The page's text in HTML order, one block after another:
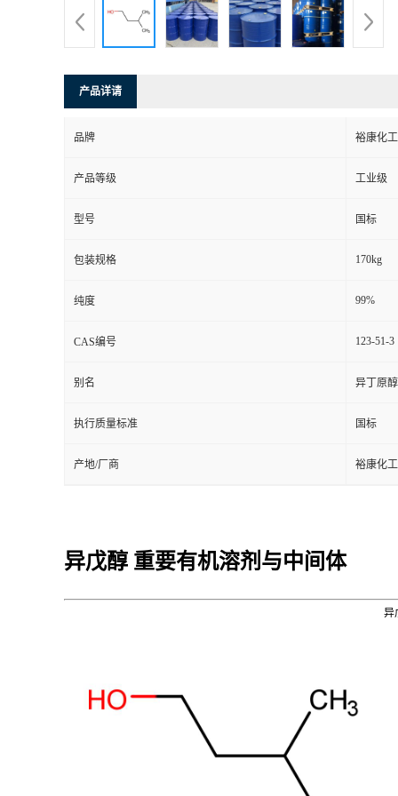
产品详请
品牌 裕康化工
产品等级 工业级
型号 国标
包装规格 170kg
纯度 99%
CAS编号 123-51-3
别名 异丁原醇
执行质量标准 国标
产地/厂商 裕康化工
异戊醇 重要有机溶剂与中间体
异